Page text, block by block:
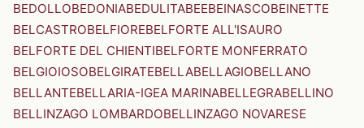
BEDOLLOBEDONIABEDULITABEEBEINASCOBEINETTE
BELCASTROBELFIOREBELFORTE ALL'ISAURO
BELFORTE DEL CHIENTIBELFORTE MONFERRATO
BELGIOIOSOBELGIRATEBELLABELLAGIOBELLANO
BELLANTEBELLARIA-IGEA MARINABELLEGRABELLINO
BELLINZAGO LOMBARDOBELLINZAGO NOVARESE